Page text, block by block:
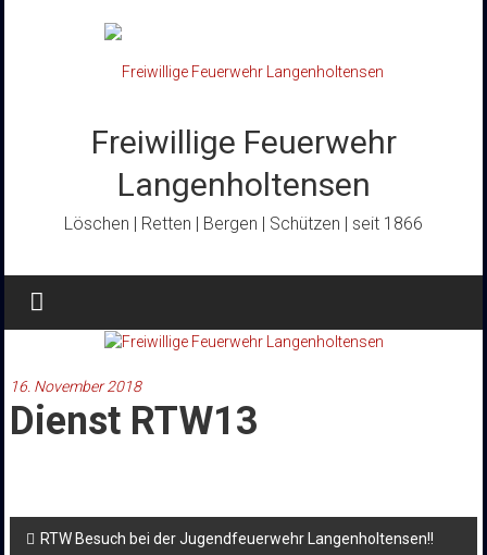
Freiwillige Feuerwehr
Langenholtensen
Löschen | Retten | Bergen | Schützen | seit 1866
16. November 2018
Dienst RTW13
Beitragsnavigation
RTW Besuch bei der Jugendfeuerwehr Langenholtensen!!